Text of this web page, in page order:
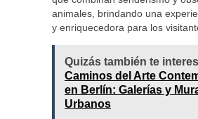
animales, brindando una
y enriquecedora para los
Quizás también te
Caminos del Arte
en Berlín: Galerías y
Urbanos